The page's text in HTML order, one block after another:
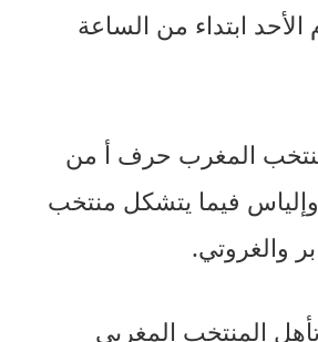
ابتداء من الساعة
المغرب حرف أ من
وإلياس فيما يتشكل منتخب
والغروتي.
المنتخب المغربي